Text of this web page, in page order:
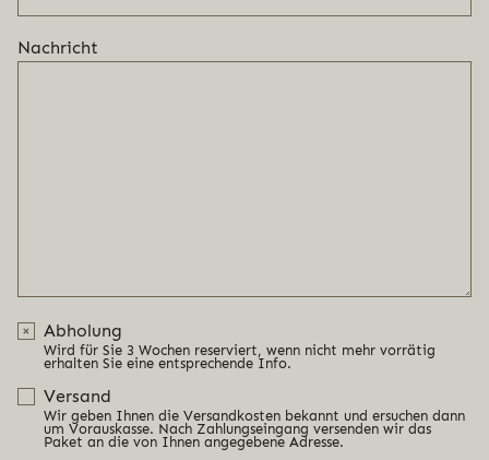
Nachricht
Abholung
Wird für Sie 3 Wochen reserviert, wenn nicht mehr vorrätig
erhalten Sie eine entsprechende Info.
Versand
Wir geben Ihnen die Versandkosten bekannt und ersuchen dann
um Vorauskasse. Nach Zahlungseingang versenden wir das
Paket an die von Ihnen angegebene Adresse.